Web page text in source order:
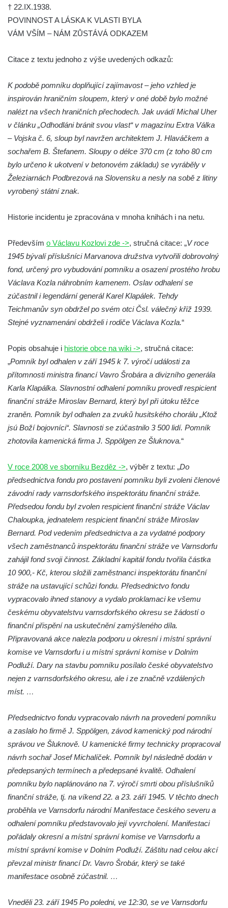
náměstí J. V. Kamarýta ve Velešíně
Pomník obětem 1. a 2. světové války v
Římově
Pomník obětem 1. světové války v Dolním
Předoníně
Pomník obětem 2. světové války v Plavu
Pamětní deska obětem 1. světové války v
Plavu
Kenotaf Pepiho Meisela na hřbitově v
Dolním Podluží
Kenotaf Antona Klause na hřbitově v
Kenotaf Heinricha Klause na hřbitově v
Dolním Podluží
Kenotaf Josefa Stolle na hřbitově v Dolním
Podluží
Pomník obětem 1. světové války na
židovském hřbitově v Mostě
Pamětní deska Miroslava Švice na domě
čp. 43 v Lužci nad Vltavou
Pomník obětem 2. světové války v ulici 1.
máje v Lužci nad Vltavou
Pomník obětem válek v ulici 1. máje v Lužci
nad Vltavou
Hrob Vladislava Neumana v Hostíně u
Kenotaf Václava Floriána na hřbitově v
Lužci nad Vltavou
Kenotaf Miloslava Švice na hřbitově v Lužci
nad Vltavou
Hrob Václava Kufnera na hřbitově v Lužci
nad Vltavou
Pomník vojákům Rudé armády na hřbitově
Kenotaf Alfeda Harnische na hřbitově v
Hrobčicích
Pomník obětem válek v Hrobčicích
Hrob Jiřího Dovhomilji na hřbitově v
Hrob Antonína Medáčka na hřbitově v
Račicích
Hrob Josefa Moravce a Miroslava Moravce
na hřbitově v Dobříni
Pomník obětem válek na hřbitově v Dobříni
Pomník obětem 1. světové války v Lužici
Kenotaf Josefa Matese na hřbitově v Lužici
Pamětní deska Giuseppe Capella na
Kenotaf Emila Miksche na hřbitově v Lužici
† 22.IX.1938.
POVINNOST A LÁSKA K VLASTI BYLA
VÁM VŠÍM – NÁM ZŮSTÁVÁ ODKAZEM
Citace z textu jednoho z výše uvedených odkazů:
K podobě pomníku doplňující zajímavost – jeho vzhled je
inspirován hraničním sloupem, který v oné době bylo možné
nalézt na všech hraničních přechodech. Jak uvádí Michal Uher
v článku „Odhodláni bránit svou vlast“ v magazínu Extra Válka
– Vojska č. 6, sloup byl navržen architektem J. Hlaváčkem a
sochařem B. Štefanem. Sloupy o délce 370 cm (z toho 80 cm
bylo určeno k ukotvení v betonovém základu) se vyráběly v
Železiarnách Podbrezová na Slovensku a nesly na sobě z litiny
vyrobený státní znak.
Historie incidentu je zpracována v mnoha knihách i na netu.
Především o Václavu Kozlovi zde ->, stručná citace: „V roce
1945 bývalí příslušníci Marvanova družstva vytvořili dobrovolný
fond, určený pro vybudování pomníku a osazení prostého hrobu
Václava Kozla náhrobním kamenem. Oslav odhalení se
zúčastnil i legendární generál Karel Klapálek. Tehdy
Teichmanův syn obdržel po svém otci Čsl. válečný kříž 1939.
Stejné vyznamenání obdrželi i rodiče Václava Kozla.“
Popis obsahuje i historie obce na wiki ->, stručná citace:
„Pomník byl odhalen v září 1945 k 7. výročí události za
přítomnosti ministra financí Vavro Šrobára a divizního generála
Karla Klapálka. Slavnostní odhalení pomníku provedl respicient
finanční stráže Miroslav Bernard, který byl při útoku těžce
zraněn. Pomník byl odhalen za zvuků husitského chorálu „Ktož
jsú Boží bojovníci“. Slavnosti se zúčastnilo 3 500 lidí. Pomník
zhotovila kamenická firma J. Sppölgen ze Šluknova.“
V roce 2008 ve sborníku Bezděz ->, výběr z textu: „Do
předsednictva fondu pro postavení pomníku byli zvoleni členové
závodní rady varnsdorfského inspektorátu finanční stráže.
Předsedou fondu byl zvolen respicient finanční stráže Václav
Chaloupka, jednatelem respicient finanční stráže Miroslav
Bernard. Pod vedením předsednictva a za vydatné podpory
všech zaměstnanců inspektorátu finanční stráže ve Varnsdorfu
zahájil fond svoji činnost. Základní kapitál fondu tvořila částka
10 900,- Kč, kterou složili zaměstnanci inspektorátu finanční
stráže na ustavující schůzi fondu. Předsednictvo fondu
vypracovalo ihned stanovy a vydalo proklamaci ke všemu
českému obyvatelstvu varnsdorfského okresu se žádostí o
finanční přispění na uskutečnění zamýšleného díla.
Připravovaná akce nalezla podporu u okresní i místní správní
komise ve Varnsdorfu i u místní správní komise v Dolním
Podluží. Dary na stavbu pomníku posílalo české obyvatelstvo
nejen z varnsdorfského okresu, ale i ze značně vzdálených
míst. …
Předsednictvo fondu vypracovalo návrh na provedení pomníku
a zaslalo ho firmě J. Sppölgen, závod kamenický pod národní
správou ve Šluknově. U kamenické firmy technicky propracoval
návrh sochař Josef Michalíček. Pomník byl následně dodán v
předepsaných termínech a předepsané kvalitě. Odhalení
pomníku bylo naplánováno na 7. výročí smrti obou příslušníků
finanční stráže, tj. na víkend 22. a 23. září 1945. V těchto dnech
proběhla ve Varnsdorfu národní Manifestace českého severu a
odhalení pomníku představovalo její vyvrcholení. Manifestaci
pořádaly okresní a místní správní komise ve Varnsdorfu a
místní správní komise v Dolním Podluží. Záštitu nad celou akcí
převzal ministr financí Dr. Vavro Šrobár, který se také
manifestace osobně zúčastnil. …
Vneděli 23. září 1945 Po poledni, ve 12:30, se ve Varnsdorfu